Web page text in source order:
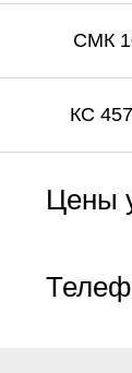
СМК
КС
Цены